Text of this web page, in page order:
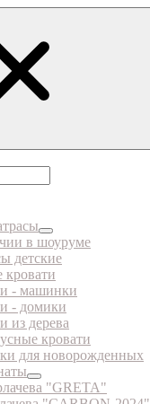
в шоуруме
детские
кровати
- машинки
- домики
из дерева
кровати
для новорожденных
"GRETA"